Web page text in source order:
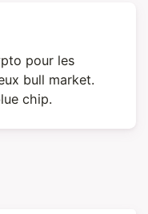
pour les
bull market.
chip.